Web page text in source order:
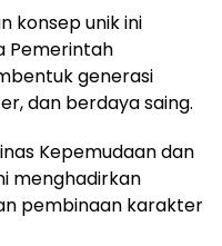
konsep unik ini
Pemerintah
generasi
dan berdaya saing.
Kepemudaan dan
menghadirkan
pembinaan karakter